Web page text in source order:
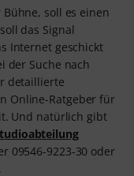
soll es einen
das Signal
Internet geschickt
der Suche nach
detaillierte
Online-Ratgeber für
Und natürlich gibt
09546-9223-30 oder
.